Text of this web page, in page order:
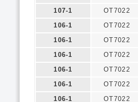
107-1
OT7022
106-1
OT7022
106-1
OT7022
106-1
OT7022
106-1
OT7022
106-1
OT7022
106-1
OT7022